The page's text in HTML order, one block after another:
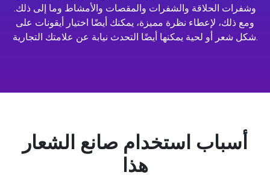
وشفرات الحلاقة والشفرات والمقصات والأمشاط وما إلى ذلك.
ومع ذلك، لإعطاء نظرة مميزة، يمكنك أيضًا اختيار أيقونات على
شكل شعر أو لحية يمكنها أيضًا التحدث نيابة عن علامتك التجارية.
أسباب استخدام صانع الشعار
هذا